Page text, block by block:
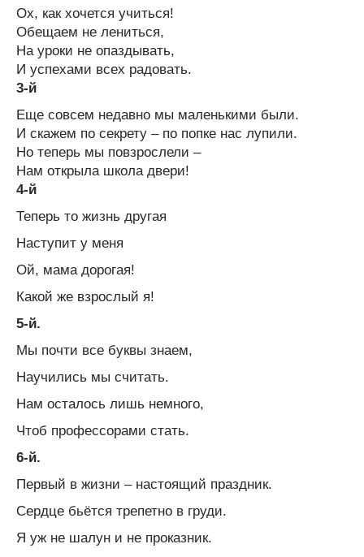
Ох, как хочется учиться!
Обещаем не лениться,
На уроки не опаздывать,
И успехами всех радовать.
3-й
Еще совсем недавно мы маленькими были.
И скажем по секрету – по попке нас лупили.
Но теперь мы повзрослели –
Нам открыла школа двери!
4-й
Теперь то жизнь другая
Наступит у меня
Ой, мама дорогая!
Какой же взрослый я!
5-й.
Мы почти все буквы знаем,
Научились мы считать.
Нам осталось лишь немного,
Чтоб профессорами стать.
6-й.
Первый в жизни – настоящий праздник.
Сердце бьётся трепетно в груди.
Я уж не шалун и не проказник.